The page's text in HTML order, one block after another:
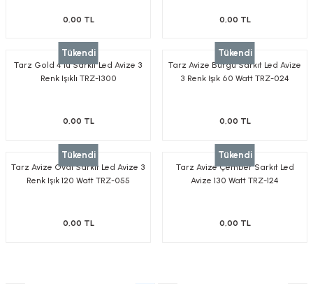
0,00 TL 0,00 TL
Tükendi
Tarz Gold 4'lü Sarkıt Led Avize 3
Renk Işıklı TRZ-1300
0,00 TL
Tükendi
Tarz Avize Burgu Sarkıt Led Avize
3 Renk Işık 60 Watt TRZ-024
0,00 TL
Tükendi
Tarz Avize Oval Sarkıt Led Avize 3
Renk Işık 120 Watt TRZ-055
0,00 TL
Tükendi
Tarz Avize Çember Sarkıt Led
Avize 130 Watt TRZ-124
0,00 TL